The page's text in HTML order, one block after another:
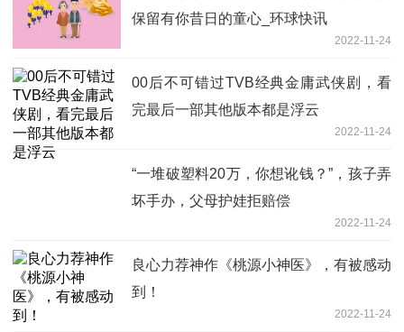
保留有你昔日的童心_环球快讯
2022-11-24
00后不可错过TVB经典金庸武侠剧，看
完最后一部其他版本都是浮云
2022-11-24
“一堆破塑料20万，你想讹钱？”，孩子弄
坏手办，父母护娃拒赔偿
2022-11-24
良心力荐神作《桃源小神医》，有被感动
到！
2022-11-24